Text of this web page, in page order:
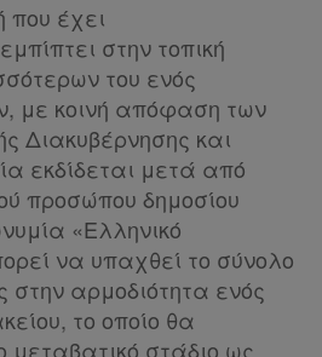
που έχει
στην τοπική
του ενός
με κοινή απόφαση των
Διακυβέρνησης και
εκδίδεται μετά από
προσώπου δημοσίου
«Ελληνικό
να υπαχθεί το σύνολο
στην αρμοδιότητα ενός
το οποίο θα
μεταβατικό στάδιο ως